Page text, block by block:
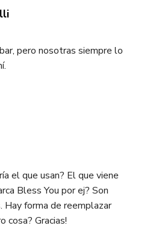
dice:
pero nosotras siempre lo
el que usan? El que viene
Bless You por ej? Son
Hay forma de reemplazar
cosa? Gracias!